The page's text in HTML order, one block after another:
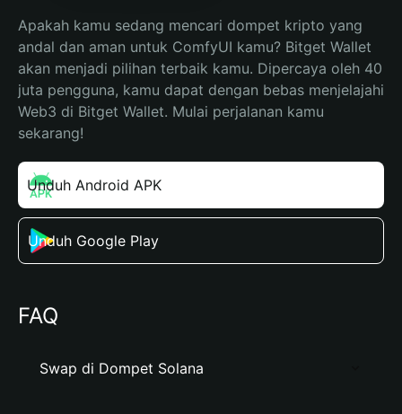
Apakah kamu sedang mencari dompet kripto yang
andal dan aman untuk ComfyUI kamu? Bitget Wallet
akan menjadi pilihan terbaik kamu. Dipercaya oleh 40
juta pengguna, kamu dapat dengan bebas menjelajahi
Web3 di Bitget Wallet. Mulai perjalanan kamu
sekarang!
Unduh Android APK
Unduh Google Play
FAQ
Swap di Dompet Solana